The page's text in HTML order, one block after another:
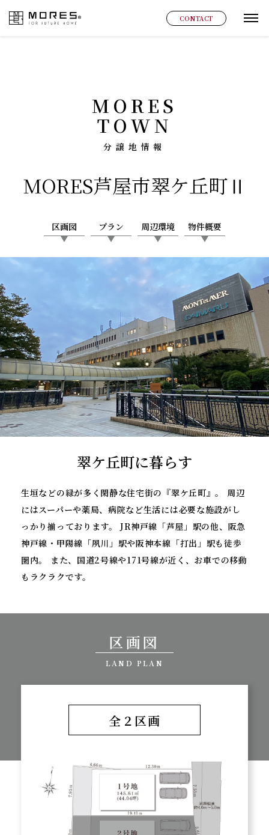
MORES CONTACT グ
MORES
TOWN
分譲地情報
MORES芦屋市翠ケ丘町Ⅱ
区画図 プラン 周辺環境 物件概要
翠ケ丘町に暮らす
生垣などの緑が多く閑静な住宅街の『翠ケ丘町』。
周辺
にはスーパーや薬局、病院など生活には必要な施設がし
っかり揃っております。
JR神戸線「芦屋」駅の他、阪急
神戸線・甲陽線「夙川」駅や阪神本線「打出」駅も徒歩
圏内。
また、国道2号線や171号線が近く、お車での移動
もラクラクです。
区画図
LAND PLAN
全２区画